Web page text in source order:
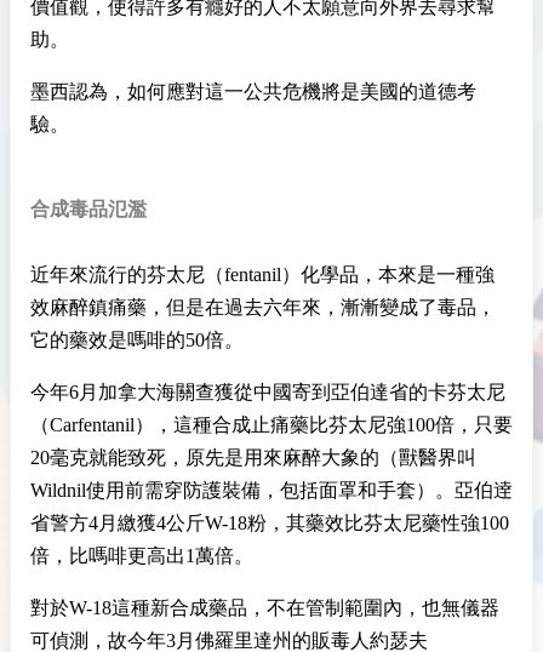
價值觀，使得許多有癮好的人不太願意向外界去尋求幫
助。
墨西認為，如何應對這一公共危機將是美國的道德考
驗。
合成毒品氾濫
近年來流行的芬太尼（fentanil）化學品，本來是一種強
效麻醉鎮痛藥，但是在過去六年來，漸漸變成了毒品，
它的藥效是嗎啡的50倍。
今年6月加拿大海關查獲從中國寄到亞伯達省的卡芬太尼
（Carfentanil），這種合成止痛藥比芬太尼強100倍，只要
20毫克就能致死，原先是用來麻醉大象的（獸醫界叫
Wildnil使用前需穿防護裝備，包括面罩和手套）。亞伯逹
省警方4月繳獲4公斤W-18粉，其藥效比芬太尼藥性強100
倍，比嗎啡更高出1萬倍。
對於W-18這種新合成藥品，不在管制範圍內，也無儀器
可偵測，故今年3月佛羅里達州的販毒人約瑟夫